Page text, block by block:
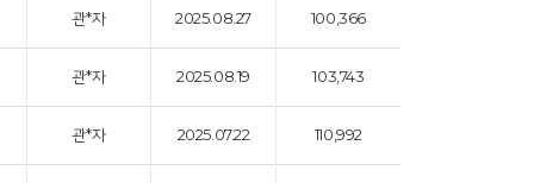
관*자 2025.08.27 100,366
관*자 2025.08.19 103,743
관*자 2025.07.22 110,992